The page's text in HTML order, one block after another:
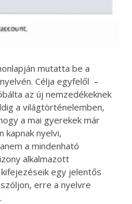
mutatta be a
Célja egyfelől –
az új nemzedékeknek
a világtörténelemben,
a mai gyerekek már
kapnak nyelvi,
a mindenható
alkalmazott
egy jelentős
erre a nyelvre